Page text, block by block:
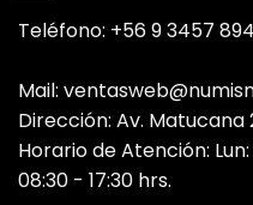
Teléfono: +56 9 3457
Mail:
Dirección: Av.
Horario de Atención:
08:30 - 17:30 hrs.